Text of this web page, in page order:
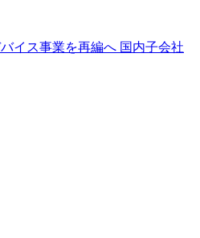
イス事業を再編へ 国内子会社